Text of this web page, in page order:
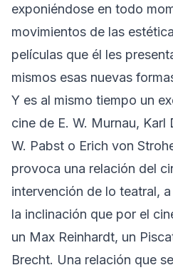
exponiéndose en todo
movimientos de las
películas que él les
mismos esas nuevas
Y es al mismo tiempo un
cine de E. W. Murnau, Karl
W. Pabst o Erich von
provoca una relación del
intervención de lo teatral,
la inclinación que por el
un Max Reinhardt, un
Brecht. Una relación que